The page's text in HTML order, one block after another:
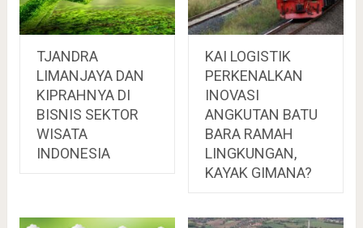
TJANDRA
LIMANJAYA DAN
KIPRAHNYA DI
BISNIS SEKTOR
WISATA
INDONESIA
KAI LOGISTIK
PERKENALKAN
INOVASI
ANGKUTAN BATU
BARA RAMAH
LINGKUNGAN,
KAYAK GIMANA?